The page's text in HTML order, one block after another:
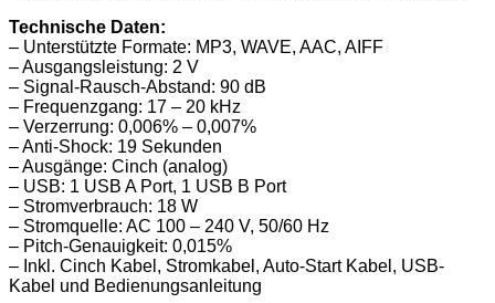
Technische Daten:
– Unterstützte Formate: MP3, WAVE, AAC, AIFF
– Ausgangsleistung: 2 V
– Signal-Rausch-Abstand: 90 dB
– Frequenzgang: 17 – 20 kHz
– Verzerrung: 0,006% – 0,007%
– Anti-Shock: 19 Sekunden
– Ausgänge: Cinch (analog)
– USB: 1 USB A Port, 1 USB B Port
– Stromverbrauch: 18 W
– Stromquelle: AC 100 – 240 V, 50/60 Hz
– Pitch-Genauigkeit: 0,015%
– Inkl. Cinch Kabel, Stromkabel, Auto-Start Kabel, USB-
Kabel und Bedienungsanleitung